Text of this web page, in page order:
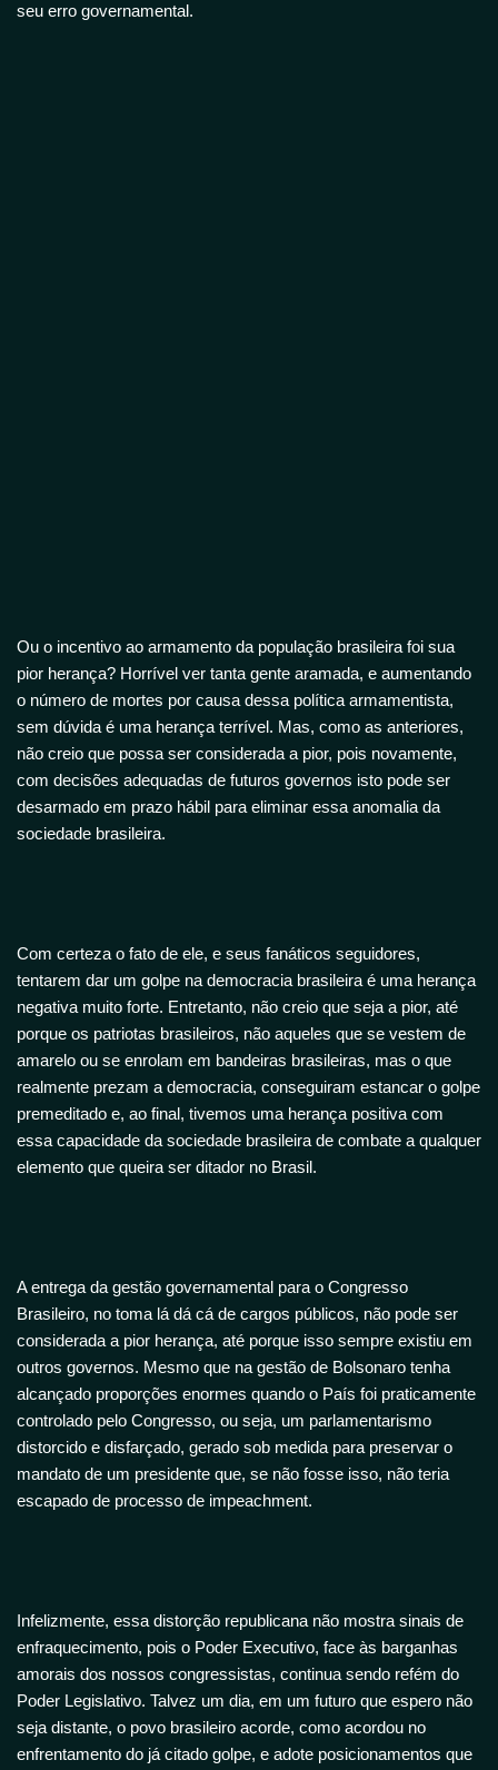
seu erro governamental.
Ou o incentivo ao armamento da população brasileira foi sua
pior herança? Horrível ver tanta gente aramada, e aumentando
o número de mortes por causa dessa política armamentista,
sem dúvida é uma herança terrível. Mas, como as anteriores,
não creio que possa ser considerada a pior, pois novamente,
com decisões adequadas de futuros governos isto pode ser
desarmado em prazo hábil para eliminar essa anomalia da
sociedade brasileira.
Com certeza o fato de ele, e seus fanáticos seguidores,
tentarem dar um golpe na democracia brasileira é uma herança
negativa muito forte. Entretanto, não creio que seja a pior, até
porque os patriotas brasileiros, não aqueles que se vestem de
amarelo ou se enrolam em bandeiras brasileiras, mas o que
realmente prezam a democracia, conseguiram estancar o golpe
premeditado e, ao final, tivemos uma herança positiva com
essa capacidade da sociedade brasileira de combate a qualquer
elemento que queira ser ditador no Brasil.
A entrega da gestão governamental para o Congresso
Brasileiro, no toma lá dá cá de cargos públicos, não pode ser
considerada a pior herança, até porque isso sempre existiu em
outros governos. Mesmo que na gestão de Bolsonaro tenha
alcançado proporções enormes quando o País foi praticamente
controlado pelo Congresso, ou seja, um parlamentarismo
distorcido e disfarçado, gerado sob medida para preservar o
mandato de um presidente que, se não fosse isso, não teria
escapado de processo de impeachment.
Infelizmente, essa distorção republicana não mostra sinais de
enfraquecimento, pois o Poder Executivo, face às barganhas
amorais dos nossos congressistas, continua sendo refém do
Poder Legislativo. Talvez um dia, em um futuro que espero não
seja distante, o povo brasileiro acorde, como acordou no
enfrentamento do já citado golpe, e adote posicionamentos que